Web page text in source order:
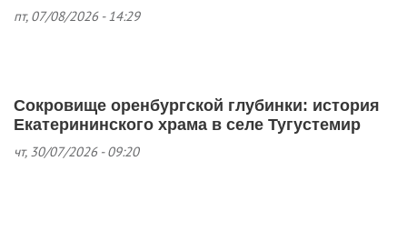
пт, 07/08/2026 - 14:29
Сокровище оренбургской глубинки: история
Екатерининского храма в селе Тугустемир
чт, 30/07/2026 - 09:20